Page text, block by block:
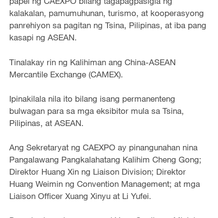
kalakalan, pamumuhunan, turismo, at kooperasyong
panrehiyon sa pagitan ng Tsina, Pilipinas, at iba pang
kasapi ng ASEAN.
Tinalakay rin ng Kalihiman ang China-ASEAN
Mercantile Exchange (CAMEX).
Ipinakilala nila ito bilang isang permanenteng
bulwagan para sa mga eksibitor mula sa Tsina,
Pilipinas, at ASEAN.
Ang Sekretaryat ng CAEXPO ay pinangunahan nina
Pangalawang Pangkalahatang Kalihim Cheng Gong;
Direktor Huang Xin ng Liaison Division; Direktor
Huang Weimin ng Convention Management; at mga
Liaison Officer Xuang Xinyu at Li Yufei.